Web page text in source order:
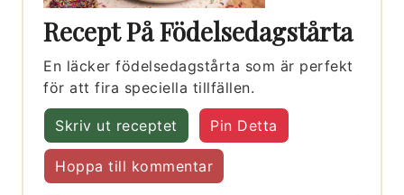
Recept På Födelsedagstårta
En läcker födelsedagstårta som är perfekt
för att fira speciella tillfällen.
Skriv ut receptet Pin Detta
Hoppa till kommentar